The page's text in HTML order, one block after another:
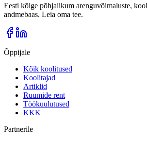
Eesti kõige põhjalikum arenguvõimaluste,
andmebaas. Leia oma tee.
Õppijale
Kõik koolitused
Koolitajad
Artiklid
Ruumide rent
Töökuulutused
KKK
Partnerile